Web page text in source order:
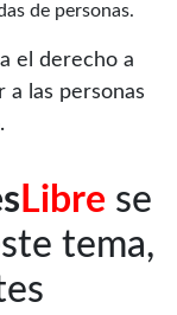
de personas.
el derecho a
a las personas
Libre se
tema,